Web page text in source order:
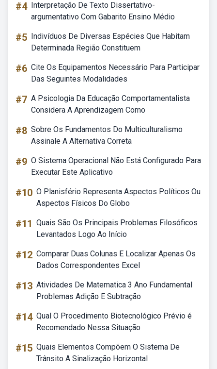
#4 Interpretação De Texto Dissertativo-
argumentativo Com Gabarito Ensino Médio
#5 Indivíduos De Diversas Espécies Que Habitam
Determinada Região Constituem
#6 Cite Os Equipamentos Necessário Para Participar
Das Seguintes Modalidades
#7 A Psicologia Da Educação Comportamentalista
Considera A Aprendizagem Como
#8 Sobre Os Fundamentos Do Multiculturalismo
Assinale A Alternativa Correta
#9 O Sistema Operacional Não Está Configurado Para
Executar Este Aplicativo
#10 O Planisfério Representa Aspectos Políticos Ou
Aspectos Físicos Do Globo
#11 Quais São Os Principais Problemas Filosóficos
Levantados Logo Ao Início
#12 Comparar Duas Colunas E Localizar Apenas Os
Dados Correspondentes Excel
#13 Atividades De Matematica 3 Ano Fundamental
Problemas Adição E Subtração
#14 Qual O Procedimento Biotecnológico Prévio é
Recomendado Nessa Situação
#15 Quais Elementos Compõem O Sistema De
Trânsito A Sinalização Horizontal